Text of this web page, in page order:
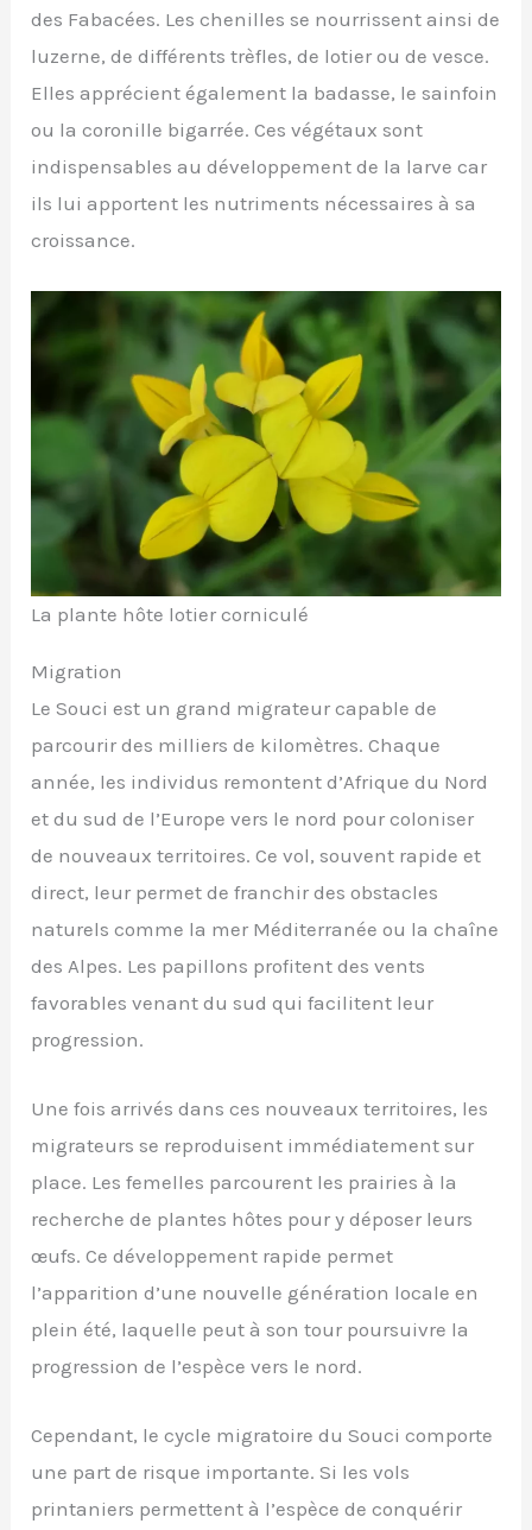
des Fabacées. Les chenilles se nourrissent ainsi de
luzerne, de différents trèfles, de lotier ou de vesce.
Elles apprécient également la badasse, le sainfoin
ou la coronille bigarrée. Ces végétaux sont
indispensables au développement de la larve car
ils lui apportent les nutriments nécessaires à sa
croissance.
La plante hôte lotier corniculé
Migration
Le Souci est un grand migrateur capable de
parcourir des milliers de kilomètres. Chaque
année, les individus remontent d’Afrique du Nord
et du sud de l’Europe vers le nord pour coloniser
de nouveaux territoires. Ce vol, souvent rapide et
direct, leur permet de franchir des obstacles
naturels comme la mer Méditerranée ou la chaîne
des Alpes. Les papillons profitent des vents
favorables venant du sud qui facilitent leur
progression.
Une fois arrivés dans ces nouveaux territoires, les
migrateurs se reproduisent immédiatement sur
place. Les femelles parcourent les prairies à la
recherche de plantes hôtes pour y déposer leurs
œufs. Ce développement rapide permet
l’apparition d’une nouvelle génération locale en
plein été, laquelle peut à son tour poursuivre la
progression de l’espèce vers le nord.
Cependant, le cycle migratoire du Souci comporte
une part de risque importante. Si les vols
printaniers permettent à l’espèce de conquérir